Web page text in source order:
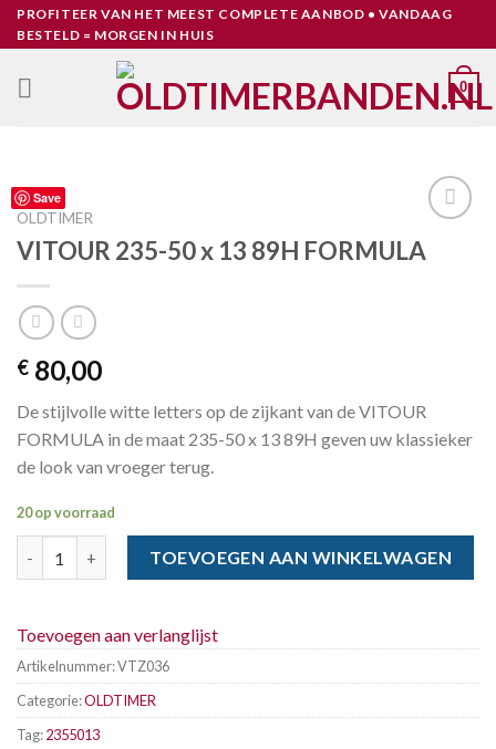
SkipPROFITEER VAN HET MEEST COMPLETE AANBOD • VANDAAG
BESTELD = MORGEN IN HUIS
0
Save
Toevoegen
aan
OLDTIMER
VITOUR 235-50 x 13 89H FORMULA
€ 80,00
De stijlvolle witte letters op de zijkant van de VITOUR
FORMULA in de maat 235-50 x 13 89H geven uw klassieker
de look van vroeger terug.
20 op voorraad
TOEVOEGEN AAN WINKELWAGEN
Toevoegen aan verlanglijst
Artikelnummer:VTZ036
Categorie:OLDTIMER
Tag:2355013